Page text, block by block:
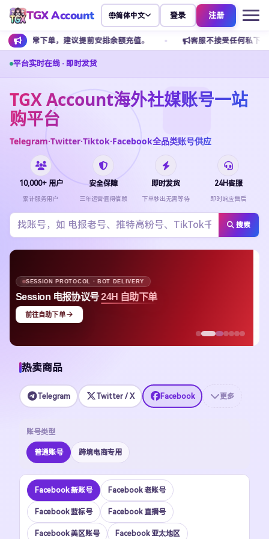
TGX Account 简体中文 登录 注册
议提前安排余额充值。 客服不接受任何私下转账，请勿添加私人
平台实时在线 · 即时发货
TGX Account海外社媒账号一站
购平台
Telegram·Twitter·Tiktok·Facebook全品类账号供应
10,000+ 用户
累计服务用户
安全保障
三年运营值得信赖
即时发货
下单秒出无需等待
24H客服
即时响应售后
搜索
APPLE ID · MULTI-REGION STOCK
Apple ID均价 $1.48 即可上号
立即选购
热卖商品
Telegram Twitter / X Facebook 更多
账号类型
普通账号 跨境电商专用
Facebook 新账号 Facebook 老账号
Facebook 蓝标号 Facebook 直播号
Facebook 美区账号 Facebook 亚太地区